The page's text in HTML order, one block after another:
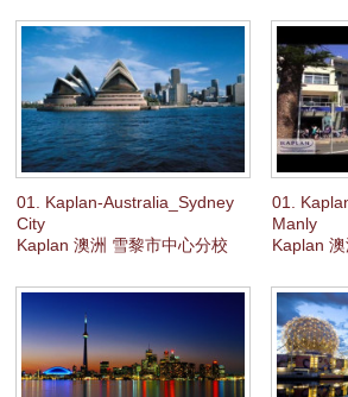
TOEFL(托福考試)是北美洲最普遍的考試，而以
路考試則獲得各間學府廣泛採用。國際學生必須
績，方可獲得北美洲學院或大學的錄取。Kaplan
考試預備及學術英語課程，特別採用由Kaplan
材，Kaplan在考試預備課程方面可說首屈一指，
績。
TOEFL網路考試及學術英語課程
課程長度為期四週起，讓你在TOEFL考試中取得
接美國及加拿大的大學學習生活。
每週課堂包括：
20堂TOEFL考試預備及學術英語課堂
堂研習課堂
IELTS考試及劍橋考試預備課程
擁有國際認可的語文資格有助你在本土國或到海
門檻，同時可加強你在國際職場的就業競爭能力
01. Kaplan-Australia_Sydney
City
Kaplan 澳洲 雪黎市中心分校
01.
Manly
Kaplan